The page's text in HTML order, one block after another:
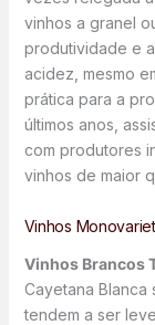
vinhos a granel
produtividade e
acidez, mesmo
prática para a
últimos anos,
com produtores
vinhos de maior
Vinhos
Vinhos Brancos
Cayetana Blanca
tendem a ser